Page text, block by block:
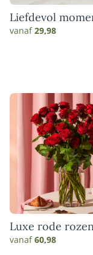
Liefdevol
vanaf29,98
Luxe rode
boeket
vanaf60,98